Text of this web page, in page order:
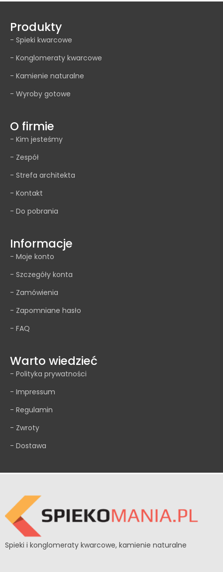
Produkty
- Spieki kwarcowe
- Konglomeraty kwarcowe
- Kamienie naturalne
- Wyroby gotowe
O firmie
- Kim jesteśmy
- Zespół
- Strefa architekta
- Kontakt
- Do pobrania
Informacje
- Moje konto
- Szczegóły konta
- Zamówienia
- Zapomniane hasło
- FAQ
Warto wiedzieć
- Polityka prywatności
- Impressum
- Regulamin
- Zwroty
- Dostawa
Spieki i konglomeraty kwarcowe, kamienie naturalne